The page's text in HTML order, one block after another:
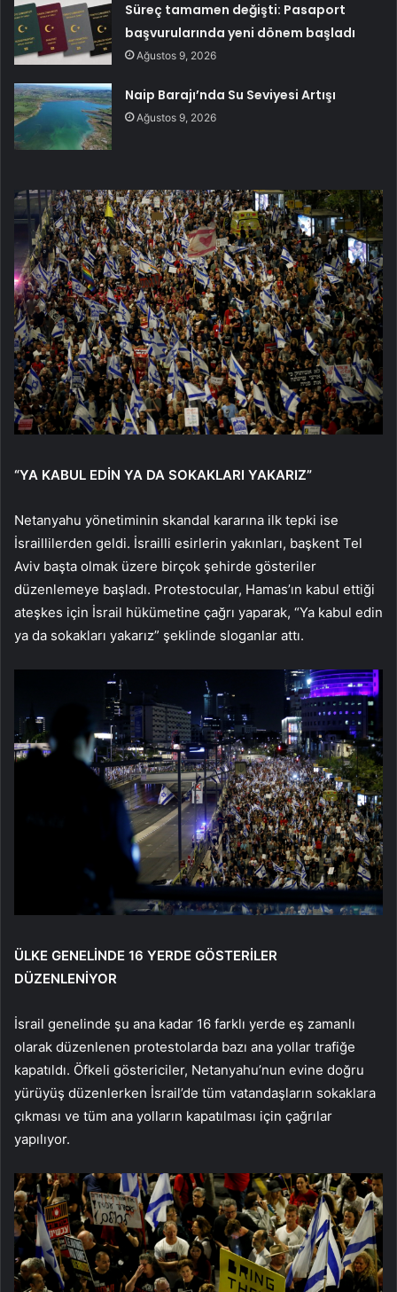
Süreç tamamen değişti: Pasaport
başvurularında yeni dönem başladı
Ağustos 9, 2026
Naip Barajı’nda Su Seviyesi Artışı
Ağustos 9, 2026
“YA KABUL EDİN YA DA SOKAKLARI YAKARIZ”
Netanyahu yönetiminin skandal kararına ilk tepki ise
İsraillilerden geldi. İsrailli esirlerin yakınları, başkent Tel
Aviv başta olmak üzere birçok şehirde gösteriler
düzenlemeye başladı. Protestocular, Hamas’ın kabul ettiği
ateşkes için İsrail hükümetine çağrı yaparak, “Ya kabul edin
ya da sokakları yakarız” şeklinde sloganlar attı.
ÜLKE GENELİNDE 16 YERDE GÖSTERİLER
DÜZENLENİYOR
İsrail genelinde şu ana kadar 16 farklı yerde eş zamanlı
olarak düzenlenen protestolarda bazı ana yollar trafiğe
kapatıldı. Öfkeli göstericiler, Netanyahu’nun evine doğru
yürüyüş düzenlerken İsrail’de tüm vatandaşların sokaklara
çıkması ve tüm ana yolların kapatılması için çağrılar
yapılıyor.